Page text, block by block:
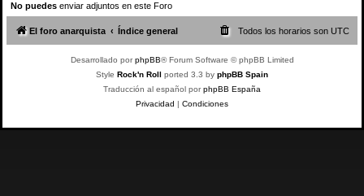
No puedes enviar adjuntos en este Foro
El foro anarquista Índice general Todos los horarios son UTC
Desarrollado porphpBB® Forum Software © phpBB Limited
Style Rock'n Roll ported 3.3 by phpBB Spain
Traducción al español porphpBB España
Privacidad | Condiciones